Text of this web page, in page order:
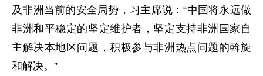
及非洲当前的安全局势，习主席说：“中国将永远做
非洲和平稳定的坚定维护者，坚定支持非洲国家自
主解决本地区问题，积极参与非洲热点问题的斡旋
和解决。”